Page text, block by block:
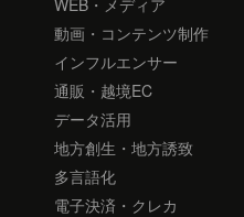
動画・コンテンツ制作
インフルエンサー
通販・越境EC
データ活用
地方創生・地方誘致
多言語化
電子決済・クレカ